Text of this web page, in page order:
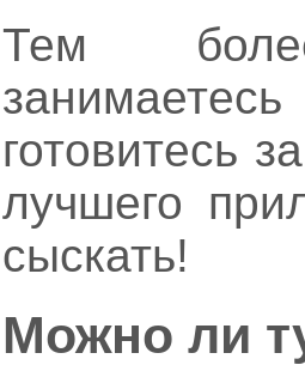
Тем
готовитесь
лучшего
сыскать!
Можно ли